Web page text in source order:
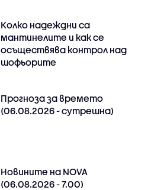
Колко надеждни са
мантинелите и как се
осъществява контрол над
шофьорите
Прогноза за времето
(06.08.2026 - сутрешна)
Новините на NOVA
(06.08.2026 - 7.00)